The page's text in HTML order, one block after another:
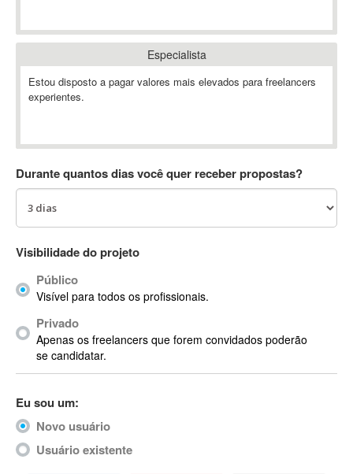
Ableton
Ableton Push
Abstract
AC3
ACID Pro
ACPI
Acrobat
Acrobat X
Acronis
ACT
Actimize
ActionScript
ActionScript 3
Especialista
Estou disposto a pagar valores mais elevados para freelancers
experientes.
Durante quantos dias você quer receber propostas?
Visibilidade do projeto
Público
Visível para todos os profissionais.
Privado
Apenas os freelancers que forem convidados poderão
se candidatar.
Eu sou um:
Novo usuário
Usuário existente